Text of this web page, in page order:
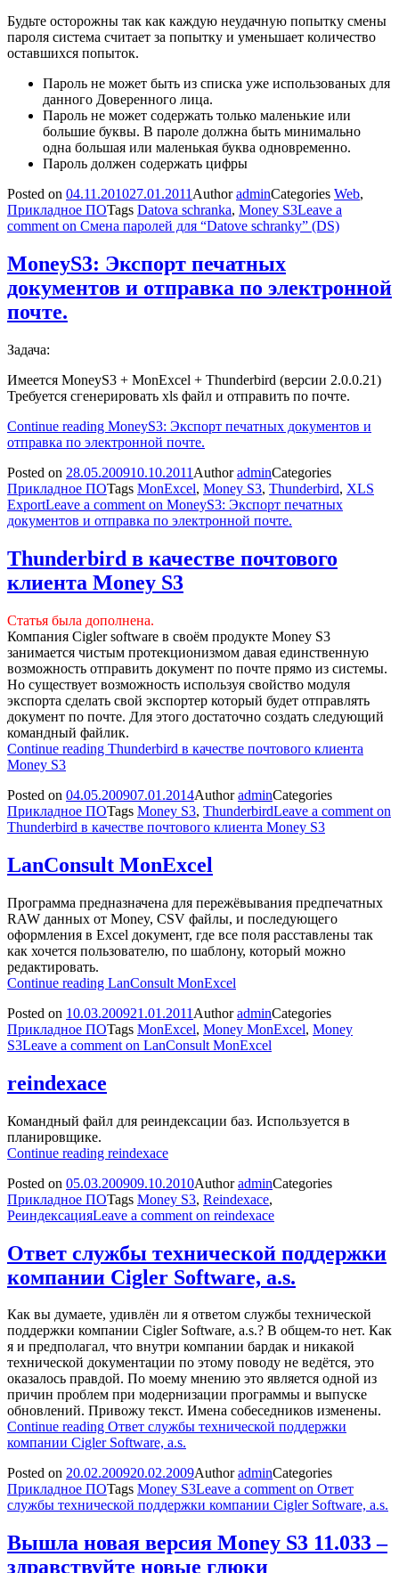
Будьте осторожны так как каждую неудачную попытку смены
пароля система считает за попытку и уменьшает количество
оставшихся попыток.
Пароль не может быть из списка уже использованых для
данного Доверенного лица.
Пароль не может содержать только маленькие или
большие буквы. В пароле должна быть минимально
одна большая или маленькая буква одновременно.
Пароль должен содержать цифры
Posted on 04.11.201027.01.2011AuthoradminCategories Web,
Прикладное ПОTags Datova schranka, Money S3Leave a
commenton Смена паролей для “Datove schranky” (DS)
MoneyS3: Экспорт печатных
документов и отправка по электронной
почте.
Задача:
Имеется MoneyS3 + MonExcel + Thunderbird (версии 2.0.0.21)
Требуется сгенерировать xls файл и отправить по почте.
Continue reading MoneyS3: Экспорт печатных документов и
отправка по электронной почте.
Posted on 28.05.200910.10.2011 AuthoradminCategories
Прикладное ПОTags MonExcel, Money S3, Thunderbird, XLS
ExportLeave a comment on MoneyS3: Экспорт печатных
документов и отправка по электронной почте.
Thunderbird в качестве почтового
клиента Money S3
Статья была дополнена.
Компания Cigler software в своём продукте Money S3
занимается чистым протекционизмом давая единственную
возможность отправить документ по почте прямо из системы.
Но существует возможность используя свойство модуля
экспорта сделать свой экспортер который будет отправлять
документ по почте. Для этого достаточно создать следующий
командный файлик.
Continue reading Thunderbird в качестве почтового клиента
Money S3
Posted on 04.05.200907.01.2014AuthoradminCategories
Прикладное ПОTags Money S3, ThunderbirdLeave a comment on
Thunderbird в качестве почтового клиента Money S3
LanConsult MonExcel
Программа предназначена для пережёвывания предпечатных
RAW данных от Money, CSV файлы, и последующего
оформления в Excel документ, где все поля расставлены так
как хочется пользователю, по шаблону, который можно
редактировать.
Continue reading LanConsult MonExcel
Posted on 10.03.200921.01.2011 AuthoradminCategories
Прикладное ПОTags MonExcel, Money MonExcel, Money
S3Leave a comment on LanConsult MonExcel
reindexace
Командный файл для реиндексации баз. Используется в
планировщике.
Continue reading reindexace
Posted on 05.03.200909.10.2010AuthoradminCategories
Прикладное ПОTags Money S3, Reindexace,
РеиндексацияLeave a comment on reindexace
Ответ службы технической поддержки
компании Cigler Software, a.s.
Как вы думаете, удивлён ли я ответом службы технической
поддержки компании Cigler Software, a.s.? В общем-то нет. Как
я и предполагал, что внутри компании бардак и никакой
технической документации по этому поводу не ведётся, это
оказалось правдой. По моему мнению это является одной из
причин проблем при модернизации программы и выпуске
обновлений. Привожу текст. Имена собеседников изменены.
Continue reading Ответ службы технической поддержки
компании Cigler Software, a.s.
Posted on 20.02.200920.02.2009AuthoradminCategories
Прикладное ПОTags Money S3Leave a commenton Ответ
службы технической поддержки компании Cigler Software, a.s.
Вышла новая версия Money S3 11.033 –
здравствуйте новые глюки